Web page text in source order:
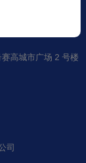
高城市广场 2 号楼
司